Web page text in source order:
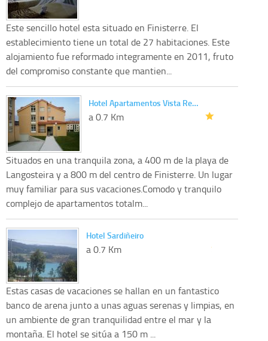
Este sencillo hotel esta situado en Finisterre. El
establecimiento tiene un total de 27 habitaciones. Este
alojamiento fue reformado integramente en 2011, fruto
del compromiso constante que mantien...
Hotel Apartamentos Vista Re…
a 0.7 Km
Situados en una tranquila zona, a 400 m de la playa de
Langosteira y a 800 m del centro de Finisterre. Un lugar
muy familiar para sus vacaciones.Comodo y tranquilo
complejo de apartamentos totalm...
Hotel Sardiñeiro
a 0.7 Km
Estas casas de vacaciones se hallan en un fantastico
banco de arena junto a unas aguas serenas y limpias, en
un ambiente de gran tranquilidad entre el mar y la
montaña. El hotel se sitúa a 150 m ...